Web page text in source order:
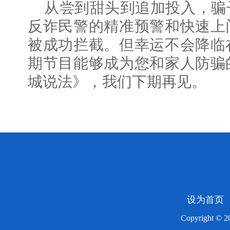
从尝到甜头到追加投入，
反诈民警的精准预警和快速
被成功拦截。但幸运不会降
期节目能够成为您和家人防
城说法》，我们下期再见。
设为首页
Copyright ©